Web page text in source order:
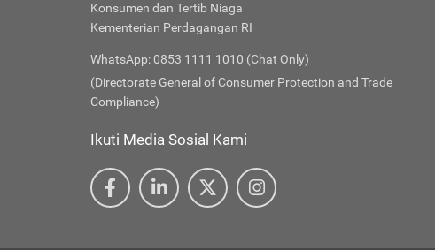
Konsumen dan Tertib Niaga
Kementerian Perdagangan RI
WhatsApp: 0853 1111 1010 (Chat Only)
(Directorate General of Consumer Protection and Trade
Compliance)
Ikuti Media Sosial Kami